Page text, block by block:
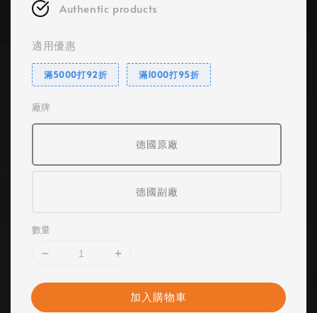
Authentic products
適用優惠
滿5000打92折 滿1000打95折
廠牌
德國原廠
德國副廠
數量
加入購物車